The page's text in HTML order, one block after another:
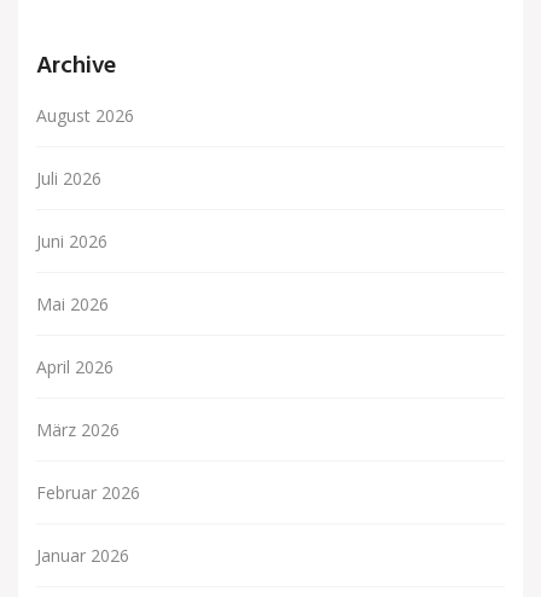
Archive
August 2026
Juli 2026
Juni 2026
Mai 2026
April 2026
März 2026
Februar 2026
Januar 2026